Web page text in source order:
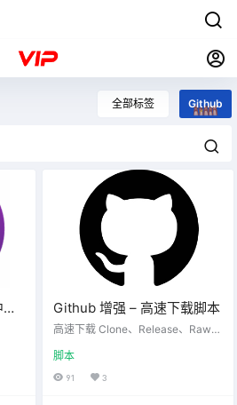
全部标签 Github
Github 增强 – 高速下载脚本
高速下载 Clone、Release、Raw、
件快捷下载。脚本只是将加速后的
文件下载地址添加到了网页，省去
脚本
91 3